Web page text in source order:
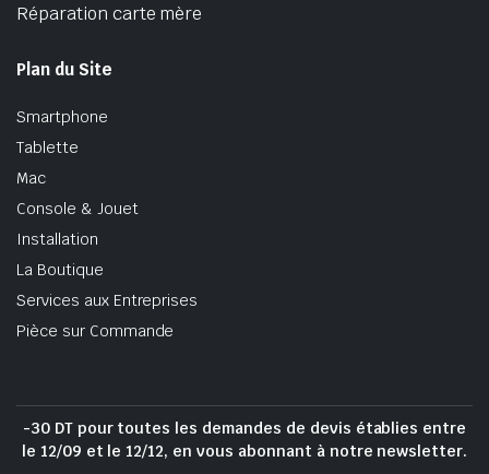
Réparation carte mère
Plan du Site
Smartphone
Tablette
Mac
Console & Jouet
Installation
La Boutique
Services aux Entreprises
Pièce sur Commande
-30 DT pour toutes les demandes de devis établies entre
le 12/09 et le 12/12, en vous abonnant à notre newsletter.